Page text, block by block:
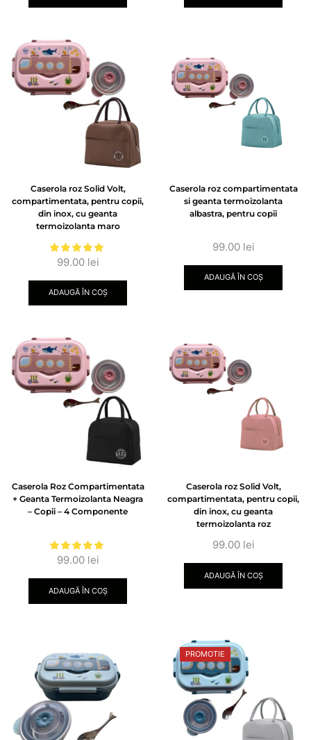
Caserola roz Solid Volt,
compartimentata, pentru copii,
din inox, cu geanta
termoizolanta maro
99.00 lei
ADAUGĂ ÎN COȘ
Caserola roz compartimentata
si geanta termoizolanta
albastra, pentru copii
99.00 lei
ADAUGĂ ÎN COȘ
Caserola Roz Compartimentata
+ Geanta Termoizolanta Neagra
– Copii – 4 Componente
99.00 lei
ADAUGĂ ÎN COȘ
Caserola roz Solid Volt,
compartimentata, pentru copii,
din inox, cu geanta
termoizolanta roz
99.00 lei
ADAUGĂ ÎN COȘ
PROMOTIE